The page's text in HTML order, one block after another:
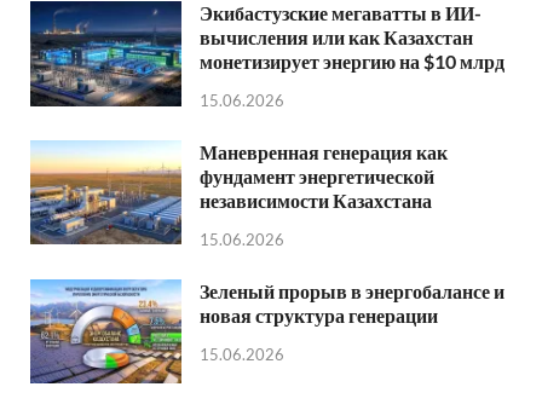
Экибастузские мегаватты в ИИ-
вычисления или как Казахстан
монетизирует энергию на $10 млрд
15.06.2026
Маневренная генерация как
фундамент энергетической
независимости Казахстана
15.06.2026
Зеленый прорыв в энергобалансе и
новая структура генерации
15.06.2026